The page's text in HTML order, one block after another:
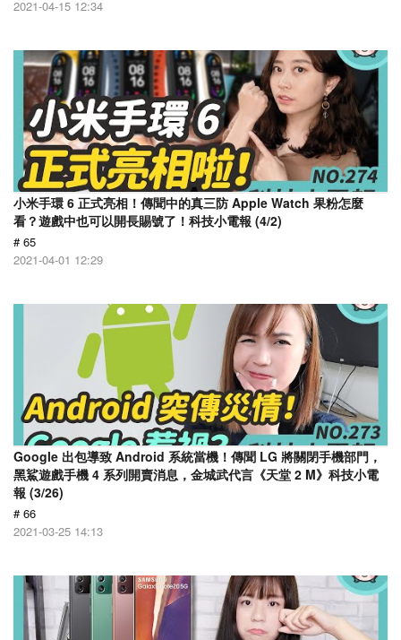
2021-04-15 12:34
小米手環 6 正式亮相！傳聞中的真三防 Apple Watch 果粉怎麼
看？遊戲中也可以開長賜號了！科技小電報 (4/2)
# 65
2021-04-01 12:29
Google 出包導致 Android 系統當機！傳聞 LG 將關閉手機部門，
黑鯊遊戲手機 4 系列開賣消息，金城武代言《天堂 2 M》科技小電
報 (3/26)
# 66
2021-03-25 14:13